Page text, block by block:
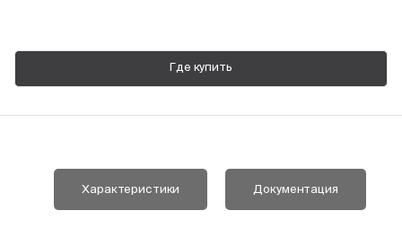
Где купить
Характеристики Документация